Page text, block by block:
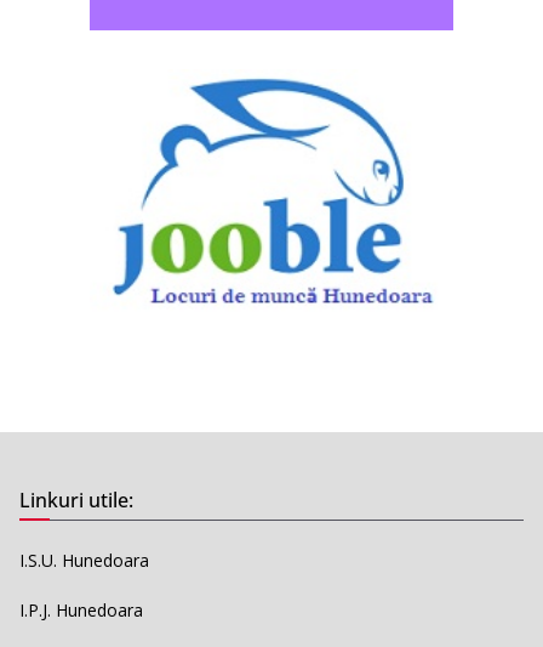
Linkuri utile:
I.S.U. Hunedoara
I.P.J. Hunedoara